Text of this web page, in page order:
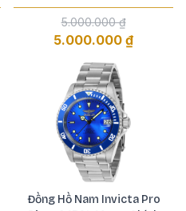
5.000.000 ₫
5.000.000 ₫
Đồng Hồ Nam Invicta Pro